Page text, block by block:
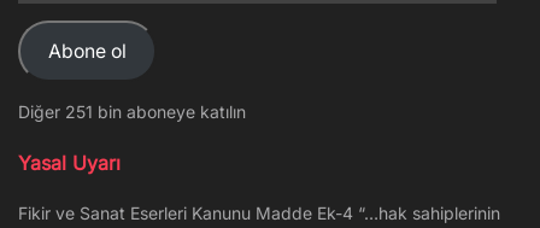
Adresi
Abone ol
Diğer 251 bin aboneye katılın
Yasal Uyarı
Fikir ve Sanat Eserleri Kanunu Madde Ek-4 “…hak sahiplerinin